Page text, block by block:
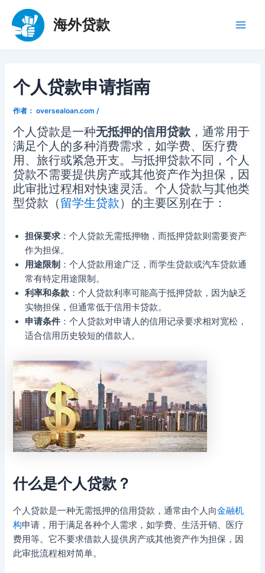
海外贷款
个人贷款申请指南
作者： oversealoan.com/
个人贷款是一种无抵押的信用贷款 ，通常用于
满足个人的多种消费需求，如学费、医疗费
用、旅行或紧急开支。与抵押贷款不同，个人
贷款不需要提供房产或其他资产作为担保，因
此审批过程相对快速灵活。个人贷款与其他类
型贷款（留学生贷款）的主要区别在于：
担保要求 ：个人贷款无需抵押物，而抵押贷款则需要资产
作为担保。
用途限制 ：个人贷款用途广泛，而学生贷款或汽车贷款通
常有特定用途限制。
利率和条款 ：个人贷款利率可能高于抵押贷款，因为缺乏
实物担保，但通常低于信用卡贷款。
申请条件 ：个人贷款对申请人的信用记录要求相对宽松，
适合信用历史较短的借款人。
什么是个人贷款？
个人贷款是一种无需抵押的信用贷款，通常由个人向金融机
构申请，用于满足各种个人需求，如学费、生活开销、医疗
费用等。它不要求借款人提供房产或其他资产作为担保，因
此审批流程相对简单。